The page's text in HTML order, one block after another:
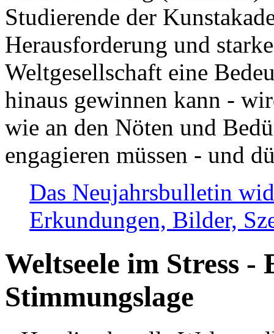
Studierende der
Herausforderung und
Weltgesellschaft eine
hinaus gewinnen kann -
wie an den Nöten und
engagieren müssen - und
Das Neujahrsbulletin
Erkundungen, Bilder,
Weltseele im Stress -
Stimmungslage